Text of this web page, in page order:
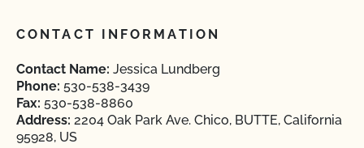
CONTACT INFORMATION
Contact Name: Jessica Lundberg
Phone: 530-538-3439
Fax: 530-538-8860
Address: 2204 Oak Park Ave. Chico, BUTTE, California
95928, US